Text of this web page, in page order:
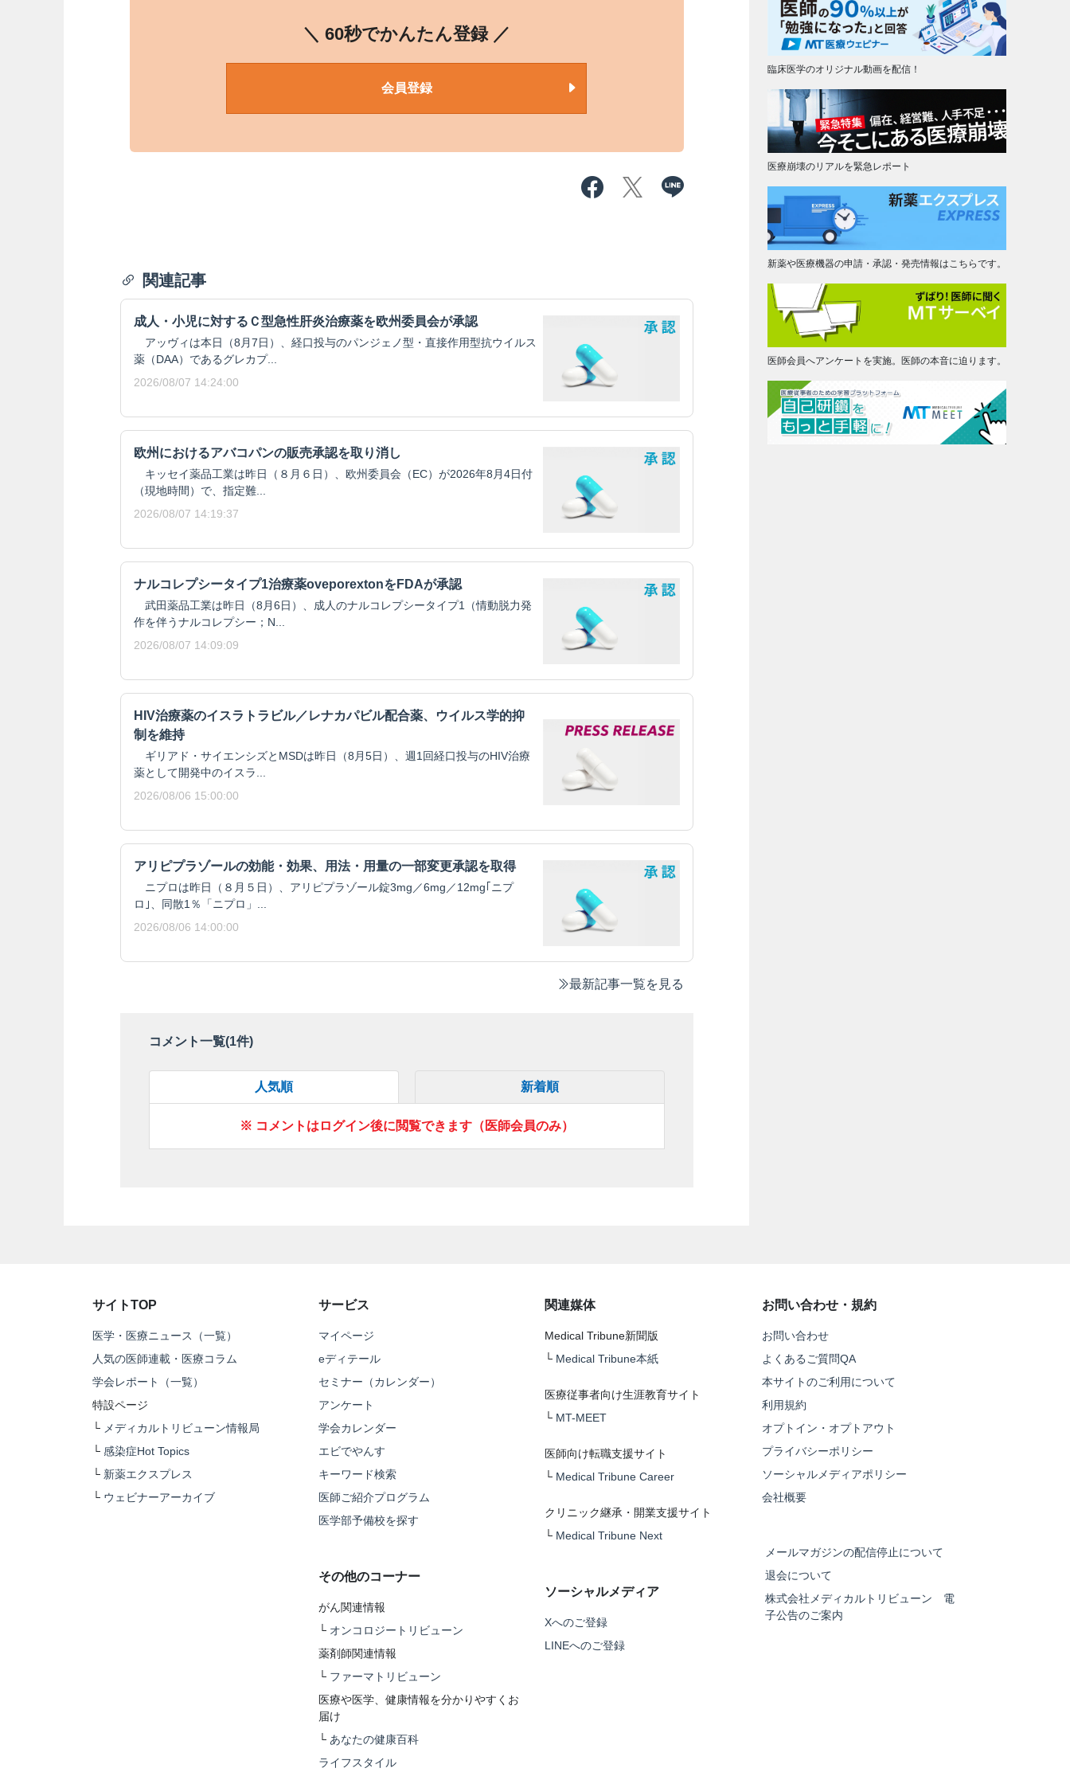
＼ 60秒でかんたん登録 ／
会員登録
関連記事
成人・小児に対するＣ型急性肝炎治療薬を欧州委員会が承認
アッヴィは本日（8月7日）、経口投与のパンジェノ型・直接作用型抗ウイルス
薬（DAA）であるグレカプ...
2026/08/07 14:24:00
欧州におけるアバコパンの販売承認を取り消し
キッセイ薬品工業は昨日（８月６日）、欧州委員会（EC）が2026年8月4日付
（現地時間）で、指定難...
2026/08/07 14:19:37
ナルコレプシータイプ1治療薬oveporextonをFDAが承認
武田薬品工業は昨日（8月6日）、成人のナルコレプシータイプ1（情動脱力発
作を伴うナルコレプシー；N...
2026/08/07 14:09:09
HIV治療薬のイスラトラビル／レナカパビル配合薬、ウイルス学的抑
制を維持
ギリアド・サイエンシズとMSDは昨日（8月5日）、週1回経口投与のHIV治療
薬として開発中のイスラ...
2026/08/06 15:00:00
アリピプラゾールの効能・効果、用法・用量の一部変更承認を取得
ニプロは昨日（８月５日）、アリピプラゾール錠3mg／6mg／12mg｢ニプ
ロ｣、同散1％「ニプロ」...
2026/08/06 14:00:00
最新記事一覧を見る
コメント一覧(1件)
人気順 新着順
※ コメントはログイン後に閲覧できます（医師会員のみ）
臨床医学のオリジナル動画を配信！
医療崩壊のリアルを緊急レポート
新薬や医療機器の申請・承認・発売情報はこちらです。
医師会員へアンケートを実施。医師の本音に迫ります。
サイトTOP
医学・医療ニュース（一覧）
人気の医師連載・医療コラム
学会レポート（一覧）
特設ページ
└ メディカルトリビューン情報局
└ 感染症Hot Topics
└ 新薬エクスプレス
└ ウェビナーアーカイブ
サービス
マイページ
eディテール
セミナー（カレンダー）
アンケート
学会カレンダー
エビでやんす
キーワード検索
医師ご紹介プログラム
医学部予備校を探す
その他のコーナー
がん関連情報
└ オンコロジートリビューン
薬剤師関連情報
└ ファーマトリビューン
医療や医学、健康情報を分かりやすくお
届け
└ あなたの健康百科
ライフスタイル
関連媒体
Medical Tribune新聞版
└ Medical Tribune本紙
医療従事者向け生涯教育サイト
└ MT-MEET
医師向け転職支援サイト
└ Medical Tribune Career
クリニック継承・開業支援サイト
└ Medical Tribune Next
ソーシャルメディア
Xへのご登録
LINEへのご登録
お問い合わせ・規約
お問い合わせ
よくあるご質問QA
本サイトのご利用について
利用規約
オプトイン・オプトアウト
プライバシーポリシー
ソーシャルメディアポリシー
会社概要
メールマガジンの配信停止について
退会について
株式会社メディカルトリビューン 電
子公告のご案内